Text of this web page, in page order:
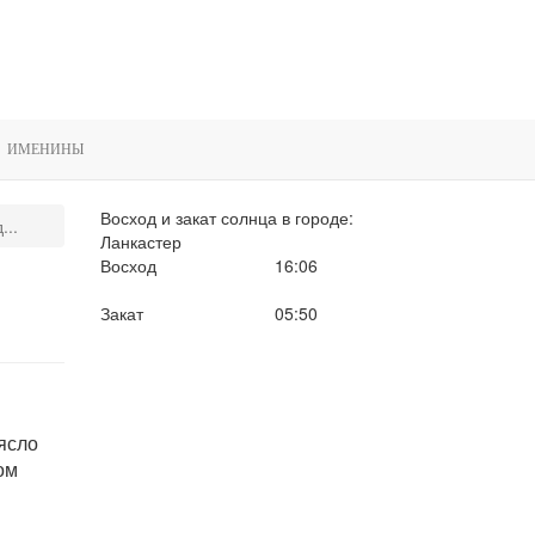
ИМЕНИНЫ
Восход и закат солнца в городе:
Ланкастер
Восход
16:06
Закат
05:50